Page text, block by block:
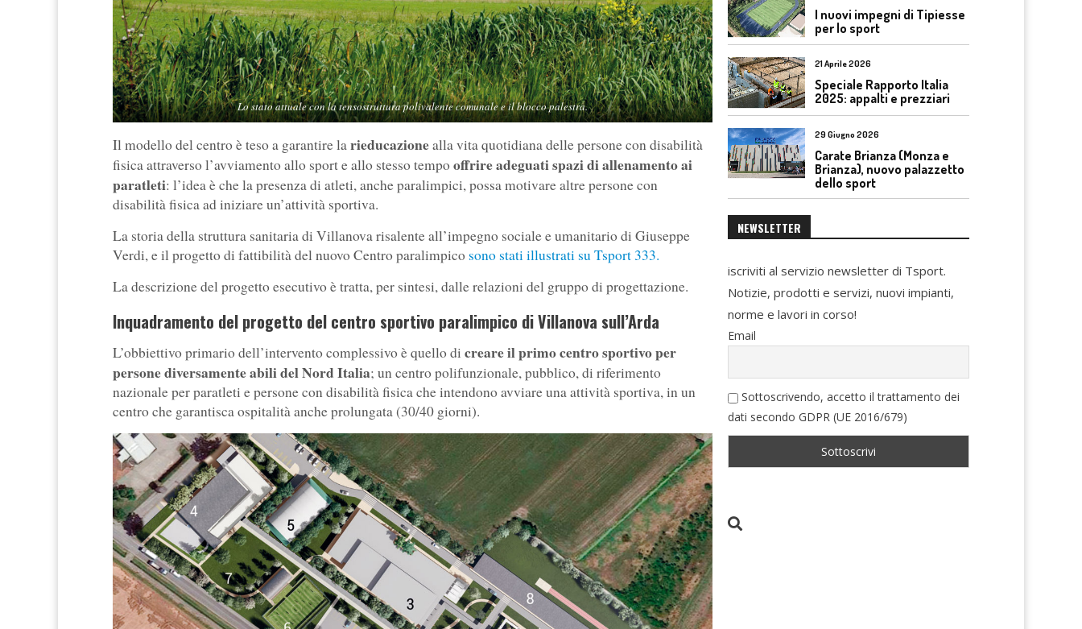
Lo stato attuale con la tensostruttura polivalente comunale e il blocco palestra.
Il modello del centro è teso a garantire larieducazionealla vita quotidiana delle persone con disabilità
fisica attraverso l’avviamento allo sport e allo stesso tempooffrire adeguati spazi di allenamento ai
paratleti: l’idea è che la presenza di atleti, anche paralimpici, possa motivare altre persone con
disabilità fisica ad iniziare un’attività sportiva.
La storia della struttura sanitaria di Villanova risalente all’impegno sociale e umanitario di Giuseppe
Verdi, e il progetto di fattibilità del nuovo Centro paralimpico sono stati illustrati su Tsport 333.
La descrizione del progetto esecutivo è tratta, per sintesi, dalle relazioni del gruppo di progettazione.
Inquadramento del progetto del centro sportivo paralimpico di Villanova sull’Arda
L’obbiettivo primario dell’intervento complessivo è quello di creare il primo centro sportivo per
persone diversamente abili del Nord Italia; un centro polifunzionale, pubblico, di riferimento
nazionale per paratleti e persone con disabilità fisica che intendono avviare una attività sportiva, in un
centro che garantisca ospitalità anche prolungata (30/40 giorni).
I nuovi impegni di Tipiesse
per lo sport
21 Aprile 2026
Speciale Rapporto Italia
2025: appalti e prezziari
29 Giugno 2026
Carate Brianza (Monza e
Brianza), nuovo palazzetto
dello sport
NEWSLETTER
iscriviti al servizio newsletter di Tsport.
Notizie, prodotti e servizi, nuovi impianti,
norme e lavori in corso!
Email
Sottoscrivendo, accetto il trattamento dei
dati secondo GDPR (UE 2016/679)